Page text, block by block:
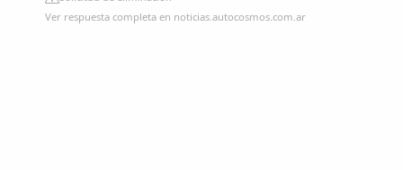
Ver respuesta completa en noticias.autocosmos.com.ar